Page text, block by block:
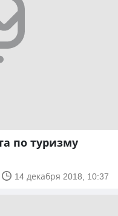
по туризму
14 декабря 2018, 10:37